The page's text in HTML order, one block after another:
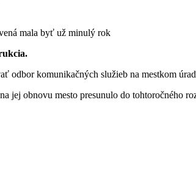
odbor komunikačných služieb na mestkom
jej obnovu mesto presunulo do tohtoročného